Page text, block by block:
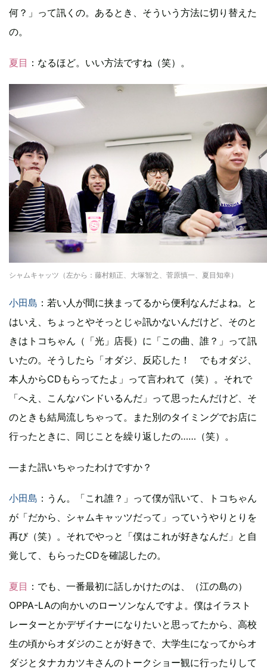
何？」って訊くの。あるとき、そういう方法に切り替えた
の。
夏目 ：なるほど。いい方法ですね（笑）。
シャムキャッツ（左から：藤村頼正、大塚智之、菅原慎一、夏目知幸）
小田島 ：若い人が間に挟まってるから便利なんだよね。と
はいえ、ちょっとやそっとじゃ訊かないんだけど、そのと
きはトコちゃん（「光」店長）に「この曲、誰？」って訊
いたの。そうしたら「オダジ、反応した！ でもオダジ、
本人からCDもらってたよ」って言われて（笑）。それで
「へえ、こんなバンドいるんだ」って思ったんだけど、そ
のときも結局流しちゃって。また別のタイミングでお店に
行ったときに、同じことを繰り返したの……（笑）。
―また訊いちゃったわけですか？
小田島 ：うん。「これ誰？」って僕が訊いて、トコちゃん
が「だから、シャムキャッツだって」っていうやりとりを
再び（笑）。それでやっと「僕はこれが好きなんだ」と自
覚して、もらったCDを確認したの。
夏目 ：でも、一番最初に話しかけたのは、（江の島の）
OPPA-LAの向かいのローソンなんですよ。僕はイラスト
レーターとかデザイナーになりたいと思ってたから、高校
生の頃からオダジのことが好きで、大学生になってからオ
ダジとタナカカツキさんのトークショー観に行ったりして